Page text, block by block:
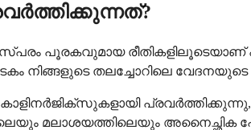
പൂരകവുമായ രീതികളിലൂടെയാണ്
നിങ്ങളുടെ തലച്ചോറിലെ
മലാശയത്തിലെയും അനൈച്ഛിക